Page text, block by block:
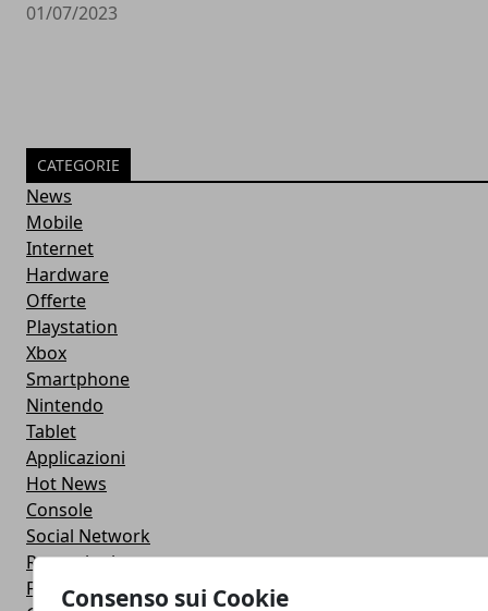
Consenso sui Cookie
01/07/2023
CATEGORIE
News
Mobile
Internet
Hardware
Offerte
Playstation
Xbox
Smartphone
Nintendo
Tablet
Applicazioni
Hot News
Console
Social Network
Recensioni
Film